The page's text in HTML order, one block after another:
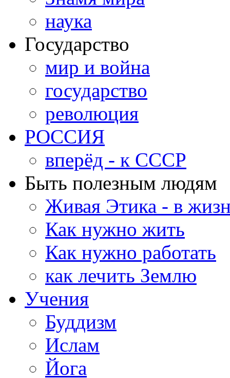
наука
Государство
мир и война
государство
революция
РОССИЯ
вперёд - к СССР
Быть полезным людям
Живая Этика - в
Как нужно жить
Как нужно работать
как лечить Землю
Учения
Буддизм
Ислам
Йога